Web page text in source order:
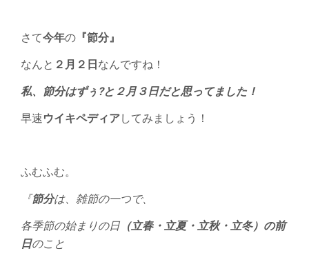
さて今年の 『節分』
なんと ２月２日 なんですね！
私、節分はずぅ?と２月３日だと思ってました！
早速ウイキペディアしてみましょう！
ふむふむ。
『節分は、雑節の一つで、
各季節の始まりの日 （立春・立夏・立秋・立冬）の前
日のこと